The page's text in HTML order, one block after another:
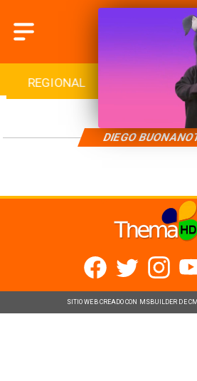
REGIONAL
DIEGO
SITIO WEB CREADO CON MSBUILDER DE